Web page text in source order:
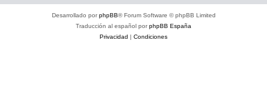
Desarrollado porphpBB® Forum Software © phpBB Limited
Traducción al español porphpBB España
Privacidad | Condiciones